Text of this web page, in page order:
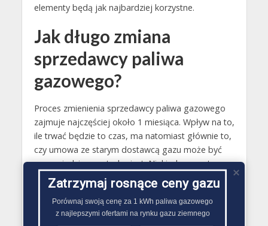
elementy będą jak najbardziej korzystne.
Jak długo zmiana
sprzedawcy paliwa
gazowego?
Proces zmienienia sprzedawcy paliwa gazowego
zajmuje najczęściej około 1 miesiąca. Wpływ na to,
ile trwać będzie to czas, ma natomiast głównie to,
czy umowa ze starym dostawcą gazu może być
wypowiedziana natychmiast. Niekiedy zawarte w
niej bowiem podpunkty, wymuszają zaczekanie ze
zmianą sprzedawcy paliwa gazowego do
zakończenia umowy ze względu na kary. Poza tym
podczas zmienienia dostawcy gazu ziemnego
Zatrzymaj rosnące ceny gazu
Porównaj swoją cenę za 1 kWh paliwa gazowego
z najlepszymi ofertami na rynku gazu ziemnego